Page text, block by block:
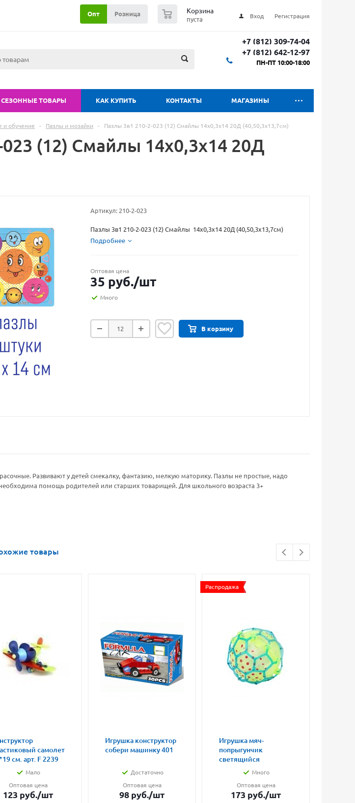
Вход Регистрация
Корзина
пуста
Опт Розница
+7 (812) 309-74-04
+7 (812) 642-12-97
ПН-ПТ 10:00-18:00
СЕЗОННЫЕ ТОВАРЫ КАК КУПИТЬ КОНТАКТЫ МАГАЗИНЫ
и обучение - Пазлы и мозайки - Пазлы 3в1 210-2-023 (12) Смайлы 14х0,3х14 20Д (40,50,3х13,7см)
(12) Смайлы 14х0,3х14 20Д
Артикул: 210-2-023
Пазлы 3в1 210-2-023 (12) Смайлы 14х0,3х14 20Д (40,50,3х13,7см)
Подробнее
Оптовая цена
35 руб./шт
Много
В корзину
Развивают у детей смекалку, фантазию, мелкую маторику. Пазлы не простые, надо
помощь родителей или старших товарищей. Для школьного возраста 3+
товары
самолет
см. арт. F 2239
Мало
Оптовая цена
123 руб./шт
Игрушка конструктор
собери машинку 401
Достаточно
Оптовая цена
98 руб./шт
Распродажа
Игрушка мяч-
попрыгунчик
светящийся
Много
Оптовая цена
173 руб./шт